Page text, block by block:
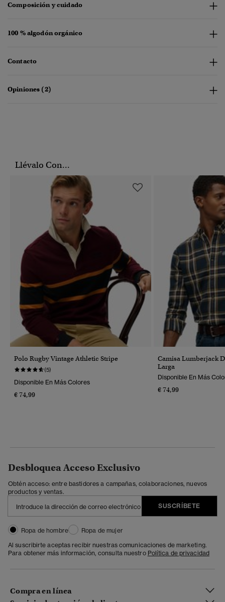
Composición y cuidado
100 % algodón orgánico
Contacto
Opiniones (2)
Llévalo Con...
Polo Rugby Vintage Athletic Stripe
(5)
Disponible En Más Colores
€ 74,99
Camisa Lumberjack
Larga
Disponible En Más
€ 74,99
Desbloquea Acceso Exclusivo
Obtén acceso: entre bastidores a campañas, colaboraciones, nuevos
productos y ventas.
SUSCRÍBETE
Ropa de hombre
Ropa de mujer
Al suscribirte aceptas recibir nuestras comunicaciones de marketing.
Para obtener más información, consulta nuestro Política de privacidad
Compra en línea